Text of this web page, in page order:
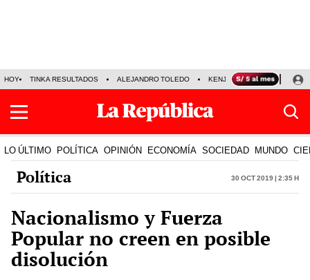
HOY TINKA RESULTADOS ALEJANDRO TOLEDO KENJI FUJIMORI
LO ÚLTIMO POLÍTICA OPINIÓN ECONOMÍA SOCIEDAD MUNDO
Política 30 Oct 2019 | 2:35 h
Nacionalismo y Fuerza
Popular no creen en posible
disolución